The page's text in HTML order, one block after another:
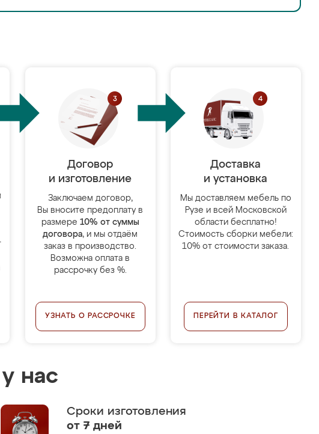
Договор
и изготовление
Заключаем договор,
Вы вносите предоплату в
размере 10% от суммы
договора, и мы отдаём
заказ в производство.
Возможна оплата в
рассрочку без %.
УЗНАТЬ О РАССРОЧКЕ
Доставка
и установка
Мы доставляем мебель по
Рузе и всей Московской
области бесплатно!
Стоимость сборки мебели:
10% от стоимости заказа.
ПЕРЕЙТИ В КАТАЛОГ
нас
Сроки изготовления
от 7 дней